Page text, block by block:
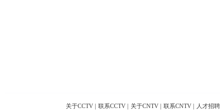
关于CCTV | 联系CCTV | 关于CNTV | 联系CNTV | 人才招聘